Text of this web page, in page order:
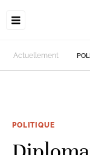
Actuellement
POLITIQUE